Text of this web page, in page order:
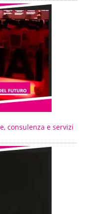
consulenza e servizi